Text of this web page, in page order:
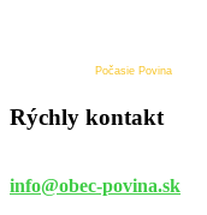
Počasie Povina
Rýchly kontakt
info@obec-povina.sk